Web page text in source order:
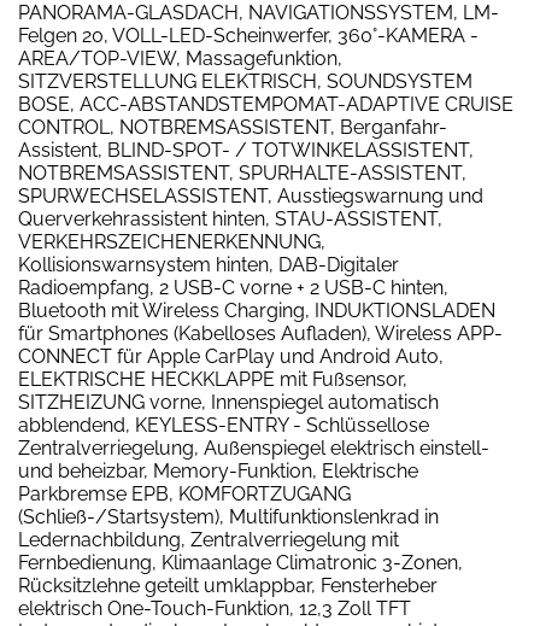
PANORAMA-GLASDACH, NAVIGATIONSSYSTEM, LM-
Felgen 20, VOLL-LED-Scheinwerfer, 360°-KAMERA -
AREA/TOP-VIEW, Massagefunktion,
SITZVERSTELLUNG ELEKTRISCH, SOUNDSYSTEM
BOSE, ACC-ABSTANDSTEMPOMAT-ADAPTIVE CRUISE
CONTROL, NOTBREMSASSISTENT, Berganfahr-
Assistent, BLIND-SPOT- / TOTWINKELASSISTENT,
NOTBREMSASSISTENT, SPURHALTE-ASSISTENT,
SPURWECHSELASSISTENT, Ausstiegswarnung und
Querverkehrassistent hinten, STAU-ASSISTENT,
VERKEHRSZEICHENERKENNUNG,
Kollisionswarnsystem hinten, DAB-Digitaler
Radioempfang, 2 USB-C vorne + 2 USB-C hinten,
Bluetooth mit Wireless Charging, INDUKTIONSLADEN
für Smartphones (Kabelloses Aufladen), Wireless APP-
CONNECT für Apple CarPlay und Android Auto,
ELEKTRISCHE HECKKLAPPE mit Fußsensor,
SITZHEIZUNG vorne, Innenspiegel automatisch
abblendend, KEYLESS-ENTRY - Schlüssellose
Zentralverriegelung, Außenspiegel elektrisch einstell-
und beheizbar, Memory-Funktion, Elektrische
Parkbremse EPB, KOMFORTZUGANG
(Schließ-/Startsystem), Multifunktionslenkrad in
Ledernachbildung, Zentralverriegelung mit
Fernbedienung, Klimaanlage Climatronic 3-Zonen,
Rücksitzlehne geteilt umklappbar, Fensterheber
elektrisch One-Touch-Funktion, 12,3 Zoll TFT